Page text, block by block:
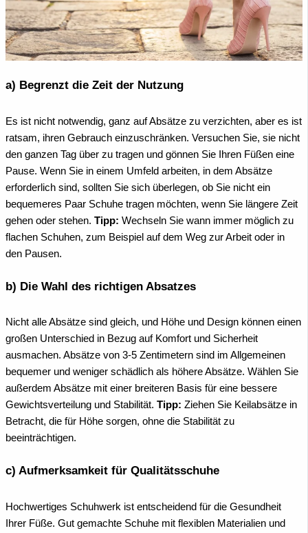
a) Begrenzt die Zeit der Nutzung
Es ist nicht notwendig, ganz auf Absätze zu verzichten, aber es ist
ratsam, ihren Gebrauch einzuschränken. Versuchen Sie, sie nicht
den ganzen Tag über zu tragen und gönnen Sie Ihren Füßen eine
Pause. Wenn Sie in einem Umfeld arbeiten, in dem Absätze
erforderlich sind, sollten Sie sich überlegen, ob Sie nicht ein
bequemeres Paar Schuhe tragen möchten, wenn Sie längere Zeit
gehen oder stehen. Tipp: Wechseln Sie wann immer möglich zu
flachen Schuhen, zum Beispiel auf dem Weg zur Arbeit oder in
den Pausen.
b) Die Wahl des richtigen Absatzes
Nicht alle Absätze sind gleich, und Höhe und Design können einen
großen Unterschied in Bezug auf Komfort und Sicherheit
ausmachen. Absätze von 3-5 Zentimetern sind im Allgemeinen
bequemer und weniger schädlich als höhere Absätze. Wählen Sie
außerdem Absätze mit einer breiteren Basis für eine bessere
Gewichtsverteilung und Stabilität. Tipp: Ziehen Sie Keilabsätze in
Betracht, die für Höhe sorgen, ohne die Stabilität zu
beeinträchtigen.
c) Aufmerksamkeit für Qualitätsschuhe
Hochwertiges Schuhwerk ist entscheidend für die Gesundheit
Ihrer Füße. Gut gemachte Schuhe mit flexiblen Materialien und